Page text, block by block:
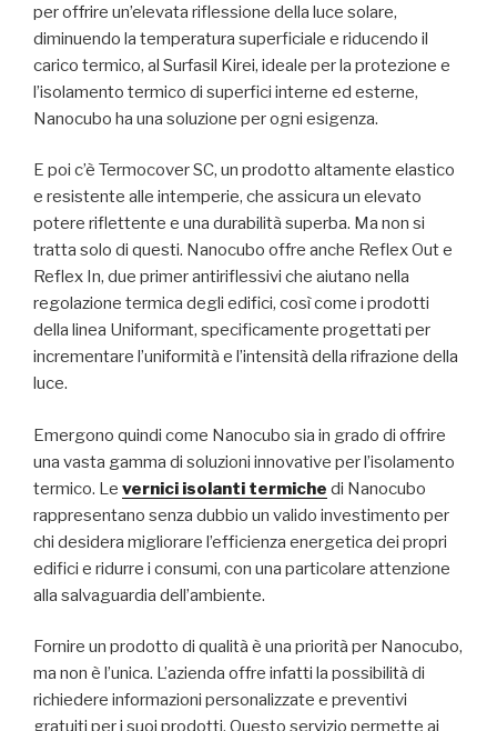
per offrire un’elevata riflessione della luce solare,
diminuendo la temperatura superficiale e riducendo il
carico termico, al Surfasil Kirei, ideale per la protezione e
l’isolamento termico di superfici interne ed esterne,
Nanocubo ha una soluzione per ogni esigenza.
E poi c’è Termocover SC, un prodotto altamente elastico
e resistente alle intemperie, che assicura un elevato
potere riflettente e una durabilità superba. Ma non si
tratta solo di questi. Nanocubo offre anche Reflex Out e
Reflex In, due primer antiriflessivi che aiutano nella
regolazione termica degli edifici, così come i prodotti
della linea Uniformant, specificamente progettati per
incrementare l’uniformità e l’intensità della rifrazione della
luce.
Emergono quindi come Nanocubo sia in grado di offrire
una vasta gamma di soluzioni innovative per l’isolamento
termico. Le vernici isolanti termiche di Nanocubo
rappresentano senza dubbio un valido investimento per
chi desidera migliorare l’efficienza energetica dei propri
edifici e ridurre i consumi, con una particolare attenzione
alla salvaguardia dell’ambiente.
Fornire un prodotto di qualità è una priorità per Nanocubo,
ma non è l’unica. L’azienda offre infatti la possibilità di
richiedere informazioni personalizzate e preventivi
gratuiti per i suoi prodotti. Questo servizio permette ai